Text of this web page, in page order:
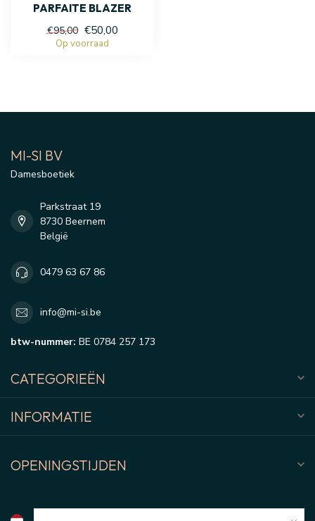
PARFAITE BLAZER
€95,00 €50,00
Op voorraad
MI-SI BV
Damesboetiek
Parkstraat 19
8730 Beernem
België
0479 63 67 86
info@mi-si.be
btw-nummer: BE 0784 257 173
CATEGORIEËN
INFORMATIE
OPENINGSTIJDEN